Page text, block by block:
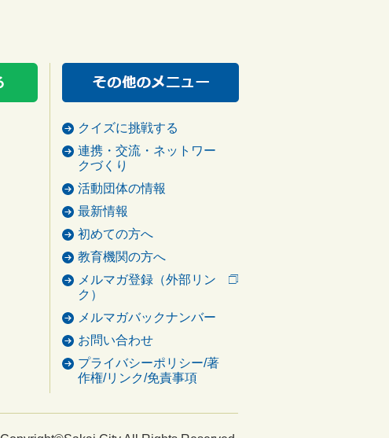
クイズに挑戦する
連携・交流・ネットワー
クづくり
活動団体の情報
最新情報
初めての方へ
教育機関の方へ
メルマガ登録（外部リン
ク）
メルマガバックナンバー
お問い合わせ
プライバシーポリシー/著
作権/リンク/免責事項